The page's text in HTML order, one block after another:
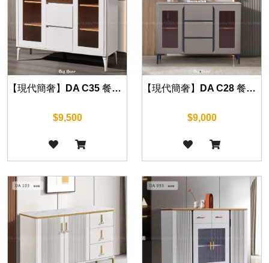
【現代簡奢】DA C35 餐邊櫃 120/140cm
$9,500
【現代簡奢】DA C28 餐邊櫃 120cm
$9,000